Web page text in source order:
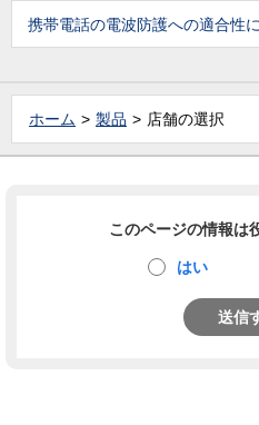
携帯電話の電波防護への適合性
ホーム 製品 店舗の選択
このページの情報は
はい
送信